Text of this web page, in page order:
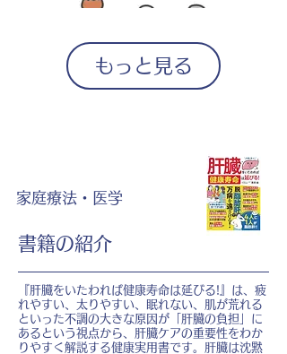
もっと見る
家庭療法・医学
書籍の紹介
『肝臓をいたわれば健康寿命は延びる!』は、疲
れやすい、太りやすい、眠れない、肌が荒れる
といった不調の大きな原因が「肝臓の負担」に
あるという視点から、肝臓ケアの重要性をわか
りやすく解説する健康実用書です。肝臓は沈黙